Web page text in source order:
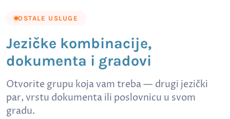
OSTALE USLUGE
Jezičke kombinacije,
dokumenta i gradovi
Otvorite grupu koja vam treba — drugi jezički
par, vrstu dokumenta ili poslovnicu u svom
gradu.